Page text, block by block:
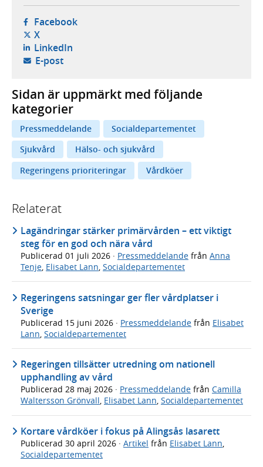
Facebook- öppnas i ny flik, extern webbplats,
X- öppnas i ny flik, extern webbplats,
LinkedIn- öppnas i ny flik, extern webbplats,
E-post- öppnar din e-postklient,
Sidan är uppmärkt med följande
kategorier
Pressmeddelande
Socialdepartementet
Sjukvård
Hälso- och sjukvård
Regeringens prioriteringar
Vårdköer
Relaterat
Lagändringar stärker primärvården – ett viktigt
steg för en god och nära vård
Publicerad 01 juli 2026 · Pressmeddelande från Anna
Tenje, Elisabet Lann, Socialdepartementet
Regeringens satsningar ger fler vårdplatser i
Sverige
Publicerad 15 juni 2026 · Pressmeddelande från Elisabet
Lann Socialdepartementet
Regeringen tillsätter utredning om nationell
upphandling av vård
Publicerad 28 maj 2026 · Pressmeddelande från Camilla
Waltersson Grönvall, Elisabet Lann, Socialdepartementet
Kortare vårdköer i fokus på Alingsås lasarett
Publicerad 30 april 2026 · Artikel från Elisabet Lann,
Socialdepartementet